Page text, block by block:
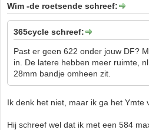
Wim -de roetsende schreef:
365cycle schreef:
Past er geen 622 onder jouw DF?
in. De latere hebben meer ruimte,
28mm bandje omheen zit.
Ik denk het niet, maar ik ga het Ymte
Hij schreef wel dat ik met een 584